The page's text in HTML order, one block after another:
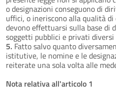
o designazioni conseguono di
uffici, o ineriscono alla qualità
devono effettuarsi sulla base di
soggetti pubblici e privati diversi
5. Fatto salvo quanto
istitutive, le nomine e le
reiterate una sola volta alle
Nota relativa all'articolo 1